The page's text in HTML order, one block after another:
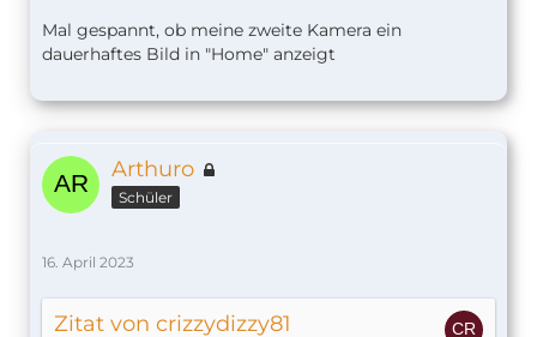
Mal gespannt, ob meine zweite Kamera ein
dauerhaftes Bild in "Home" anzeigt
Arthuro
Schüler
16. April 2023
Zitat von crizzydizzy81